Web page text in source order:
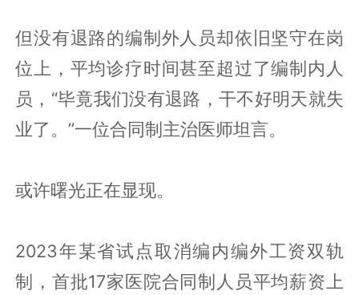
但没有退路的编制外人员却依旧坚守在岗
位上，平均诊疗时间甚至超过了编制内人
员，“毕竟我们没有退路，干不好明天就失
业了。”一位合同制主治医师坦言。
或许曙光正在显现。
2023年某省试点取消编内编外工资双轨
制，首批17家医院合同制人员平均薪资上